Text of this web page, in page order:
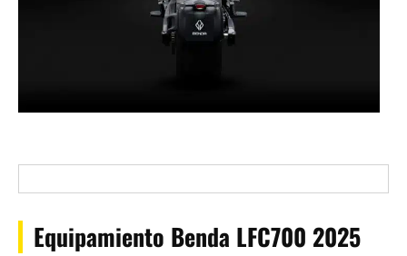
Equipamiento Benda LFC700 2025